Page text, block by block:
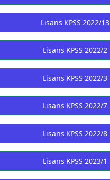
Lisans KPSS 2022/13
Lisans KPSS 2022/2
Lisans KPSS 2022/3
Lisans KPSS 2022/7
Lisans KPSS 2022/8
Lisans KPSS 2023/1